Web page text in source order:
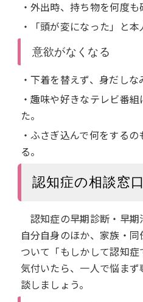
・外出時、持ち物を何度も
・「頭が変になった」と本
意欲がなくなる
・下着を替えず、身だしな
・趣味や好きなテレビ番
た。
・ふさぎ込んで何をする
る。
認知症の相談窓口
認知症の早期診断・早期
自分自身のほか、家族・
ついて「もしかして認知
気付いたら、一人で悩ま
談しましょう。